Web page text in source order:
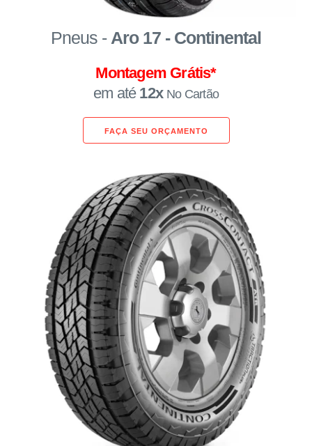
Pneus - Aro 17 - Continental
Montagem Grátis*
em até 12x No Cartão
FAÇA SEU ORÇAMENTO